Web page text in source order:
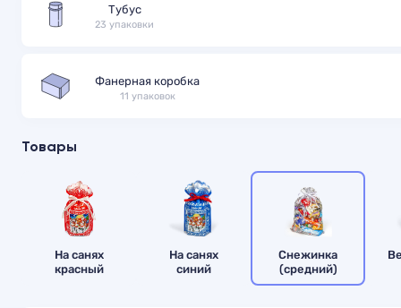
Тубус
23 упаковки
Фанерная коробка
11 упаковок
Товары
На санях
красный
На санях
синий
Снежинка
(средний)